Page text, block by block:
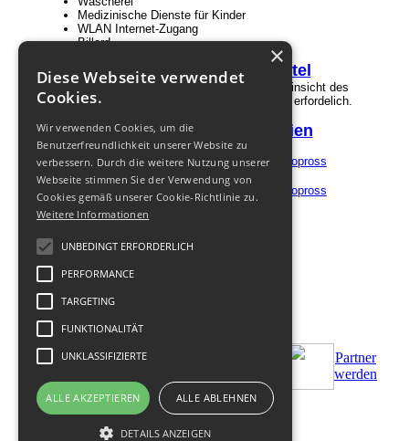
Medizinische Dienste für Kinder
WLAN Internet-Zugang
Billard
Garantierte Preise im Hotel
Achtung! Sie haben keine Rechte, für die Einsicht des
verborgenen Textes. Eine
ist erfordelich.
Transfer Preise in Georgien
Partner
werden
×
Diese Webseite verwendet
Cookies.
Wir verwenden Cookies, um die
Benutzerfreundlichkeit unserer Website zu
verbessern. Durch die weitere Nutzung unserer
Webseite stimmen Sie der Verwendung von
Cookies gemäß unserer Cookie-Richtlinie zu.
Weitere Informationen
UNBEDINGT ERFORDERLICH
PERFORMANCE
TARGETING
FUNKTIONALITÄT
UNKLASSIFIZIERTE
ALLE AKZEPTIEREN ALLE ABLEHNEN
DETAILS ANZEIGEN